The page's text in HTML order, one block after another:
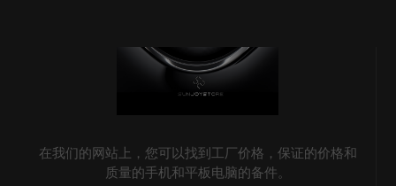
在我们的网站上，您可以找到工厂价格，保证的价格和
质量的手机和平板电脑的备件。